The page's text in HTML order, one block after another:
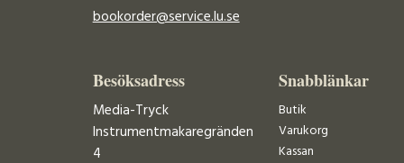
bookorder@service.lu.se
Besöksadress
Media-Tryck
Instrumentmakaregränden
4
Snabblänkar
Butik
Varukorg
Kassan